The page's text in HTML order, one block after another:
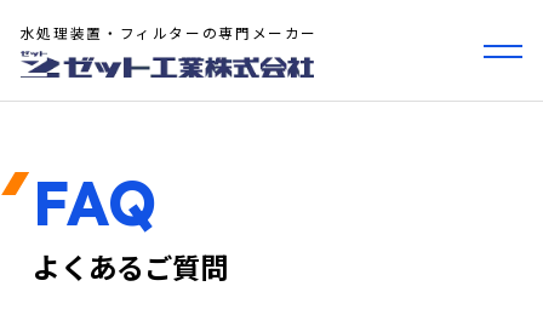
水処理装置・フィルターの専門メーカー
FAQ
よくあるご質問